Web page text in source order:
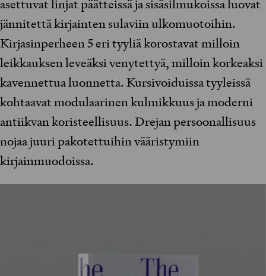
asettuvat linjat päätteissä ja sisäsilmukoissa luovat
jännitettä kirjainten sulaviin ulkomuotoihin.
Kirjasinperheen 5 eri tyyliä korostavat milloin
leikkauksen leveäksi venytettyä, milloin korkeaksi
kavennettua luonnetta. Kursivoiduissa tyyleissä
kohtaavat modulaarinen kulmikkuus ja moderni
antiikvan koristeellisuus. Drejan persoonallisuus
nojaa juuri pakotettuihin vääristymiin
kirjainmuodoissa.